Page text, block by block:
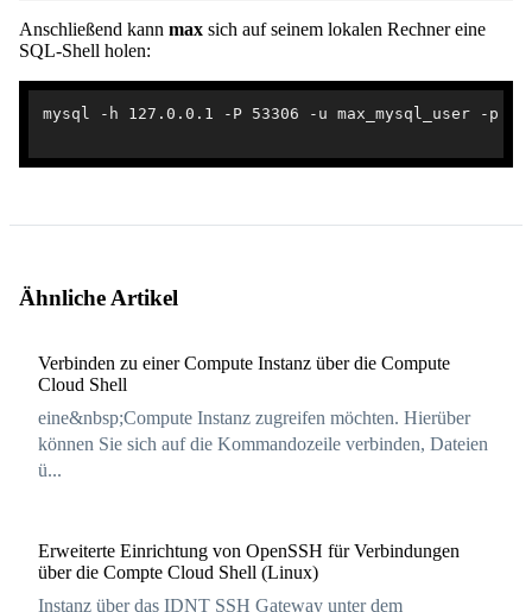
Anschließend kann max sich auf seinem lokalen Rechner eine
SQL-Shell holen:
mysql -h 127.0.0.1 -P 53306 -u max_mysql_user -p
Ähnliche Artikel
Verbinden zu einer Compute Instanz über die Compute
Cloud Shell
eine&nbsp;Compute Instanz zugreifen möchten. Hierüber
können Sie sich auf die Kommandozeile verbinden, Dateien
ü...
Erweiterte Einrichtung von OpenSSH für Verbindungen
über die Compte Cloud Shell (Linux)
Instanz über das IDNT SSH Gateway unter dem